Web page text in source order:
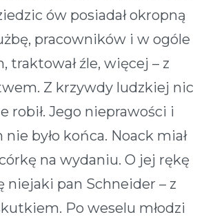
ów posiadał okropną
pracowników i w ogóle
traktował źle, więcej – z
Z krzywdy ludzkiej nic
robił. Jego nieprawości i
było końca. Noack miał
na wydaniu. O jej rękę
niejaki pan Schneider – z
Po weselu młodzi